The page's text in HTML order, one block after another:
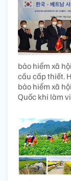
bảo hiểm xã
cầu cấp thiết.
bảo hiểm xã
Quốc khi làm